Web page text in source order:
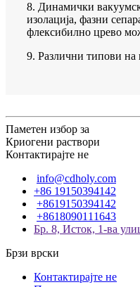
8. Динамички
изолација, фазни
флексибилно црево
9. Различни типови на
Паметен избор за
Криогени раствори
Контактирајте не
info@cdholy.com
+86 19150394142
+8619150394142
+8618090111643
Бр. 8, Исток, 1-ва
Брзи врски
Контактирајте не